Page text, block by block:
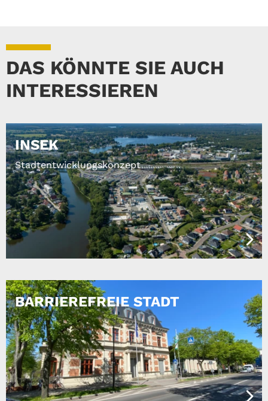
DAS KÖNNTE SIE AUCH
INTERESSIEREN
INSEK
Stadtentwicklungskonzept
BARRIEREFREIE STADT